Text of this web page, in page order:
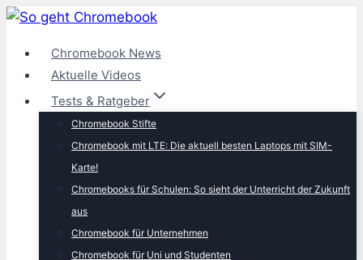
Zum
springenChromebook News
Aktuelle Videos
Tests & Ratgeber
Chromebook Stifte
Chromebook mit LTE: Die aktuell besten Laptops mit SIM-
Karte!
Chromebooks für Schulen: So sieht der Unterricht der Zukunft
aus
Chromebook für Unternehmen
Chromebook für Uni und Studenten